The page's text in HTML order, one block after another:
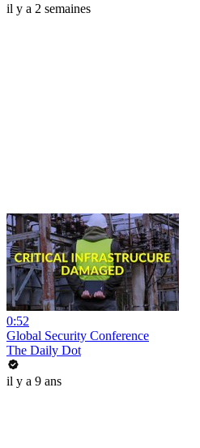
il y a 2 semaines
0:52
Global Security Conference
The Daily Dot
il y a 9 ans